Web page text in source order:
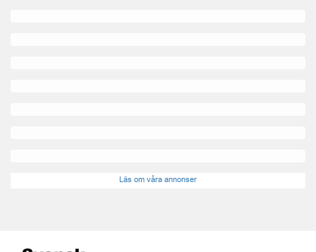
Läs om våra annonser